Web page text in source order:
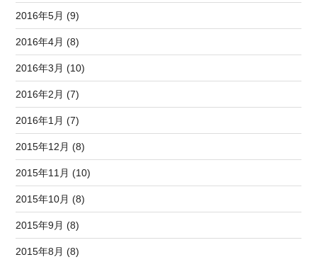
2016年5月 (9)
2016年4月 (8)
2016年3月 (10)
2016年2月 (7)
2016年1月 (7)
2015年12月 (8)
2015年11月 (10)
2015年10月 (8)
2015年9月 (8)
2015年8月 (8)